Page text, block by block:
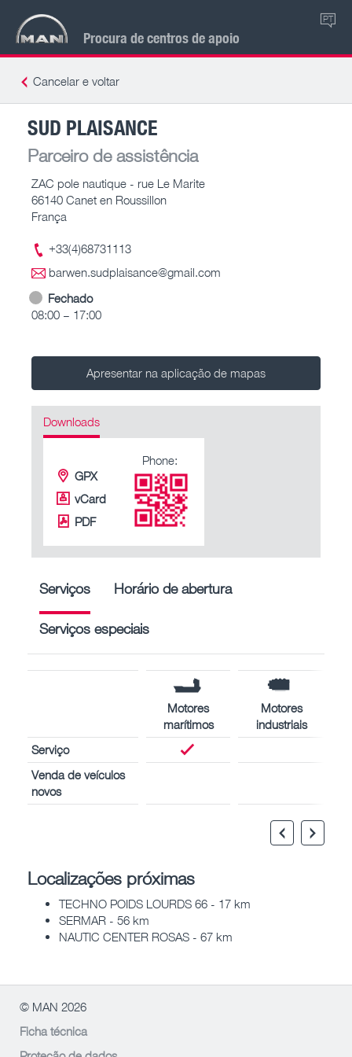
Procura de centros de apoio
PT
Cancelar e voltar
SUD PLAISANCE
Parceiro de assistência
ZAC pole nautique - rue Le Marite
66140 Canet en Roussillon
França
+33(4)68731113
barwen.sudplaisance@gmail.com
Fechado
08:00 – 17:00
Apresentar na aplicação de mapas
Downloads
GPX
vCard
PDF
Phone:
Serviços Horário de abertura
Serviços especiais
Motores
marítimos
Motores
industriais
Serviço
Venda de veículos
novos
Localizações próximas
TECHNO POIDS LOURDS 66 - 17 km
SERMAR - 56 km
NAUTIC CENTER ROSAS - 67 km
© MAN 2026
Ficha técnica